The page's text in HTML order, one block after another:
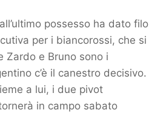
possesso ha dato filo
per i biancorossi, che si
Zardo e Bruno sono i
c’è il canestro decisivo.
a lui, i due pivot
in campo sabato